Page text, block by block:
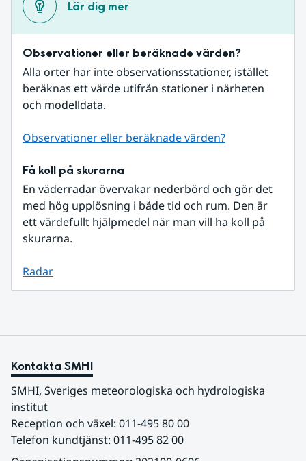
Lär dig mer
Observationer eller beräknade värden?
Alla orter har inte observationsstationer, istället
beräknas ett värde utifrån stationer i närheten
och modelldata.
Observationer eller beräknade värden?
Få koll på skurarna
En väderradar övervakar nederbörd och gör det
med hög upplösning i både tid och rum. Den är
ett värdefullt hjälpmedel när man vill ha koll på
skurarna.
Radar
Kontakta SMHI
SMHI, Sveriges meteorologiska och hydrologiska
institut
Reception och växel: 011-495 80 00
Telefon kundtjänst: 011-495 82 00